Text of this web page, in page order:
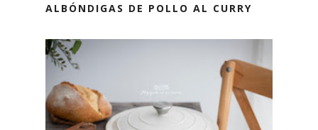
ALBÓNDIGAS DE POLLO AL CURRY